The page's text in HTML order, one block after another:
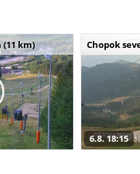
km) Chopok
6.8. 18:15